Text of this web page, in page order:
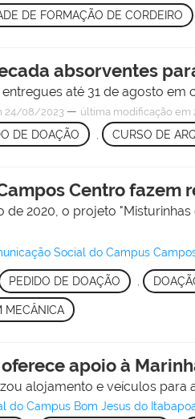
DE FORMAÇÃO DE CORDEIRO
absorventes
até 31 de agosto em
24/08/2023 — última modificação em
DE DOAÇÃO CURSO DE
Centro
de 2020, o projeto
Social do Campus
PEDIDO DE DOAÇÃO
MECÂNICA
oferece apoio à
alojamento e veículos
do Campus Bom Jesus do